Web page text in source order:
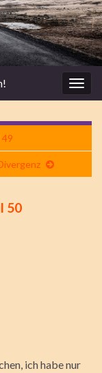
50
ich habe nur